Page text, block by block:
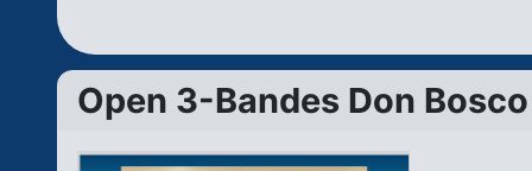
Open 3-Bandes Don